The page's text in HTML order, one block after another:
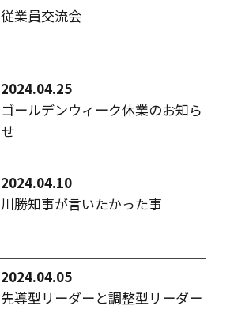
従業員交流会
2024.04.25
ゴールデンウィーク休業のお知ら
せ
2024.04.10
川勝知事が言いたかった事
2024.04.05
先導型リーダーと調整型リーダー